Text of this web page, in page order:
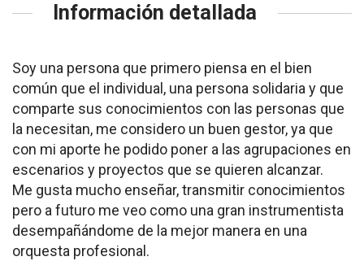
Información detallada
Soy una persona que primero piensa en el bien
común que el individual, una persona solidaria y que
comparte sus conocimientos con las personas que
la necesitan, me considero un buen gestor, ya que
con mi aporte he podido poner a las agrupaciones en
escenarios y proyectos que se quieren alcanzar.
Me gusta mucho enseñar, transmitir conocimientos
pero a futuro me veo como una gran instrumentista
desempañándome de la mejor manera en una
orquesta profesional.